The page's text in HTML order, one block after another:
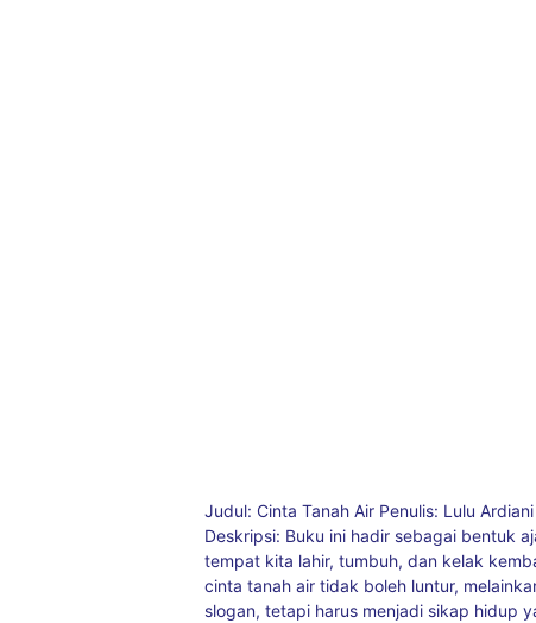
Judul: Cinta Tanah Air Penulis: Lulu
Deskripsi: Buku ini hadir sebagai bentuk
tempat kita lahir, tumbuh, dan kelak
cinta tanah air tidak boleh luntur,
slogan, tetapi harus menjadi sikap hidup